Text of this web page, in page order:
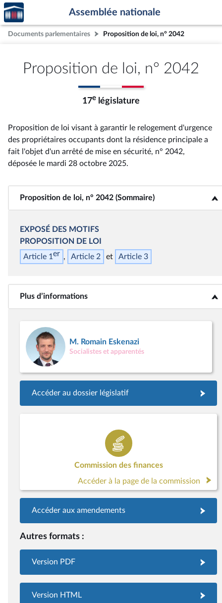
Aller au contenu
Aller en bas de la page
Accèder
à la
page
d'accueil
Assemblée nationale
Documents parlementaires Proposition de loi, n° 2042
Proposition de loi, n° 2042
17e législature
Proposition de loi visant à garantir le relogement d'urgence
des propriétaires occupants dont la résidence principale a
fait l'objet d'un arrêté de mise en sécurité, n° 2042,
déposée le mardi 28 octobre 2025.
Proposition de loi, n° 2042 (Sommaire)
<b>Proposition de loi, n° 2042 (Sommaire)</b>
EXPOSÉ DES MOTIFS
PROPOSITION DE LOI
Article 1er Article 2 Article 3
Plus d’informations<b>Plus d’informations</b>
M. Romain Eskenazi
Socialistes et apparentés
Accéder au dossier législatif
Commission des finances
Accéder à la page de la commission
Accéder aux amendements
Autres formats :
Version PDF
Version HTML